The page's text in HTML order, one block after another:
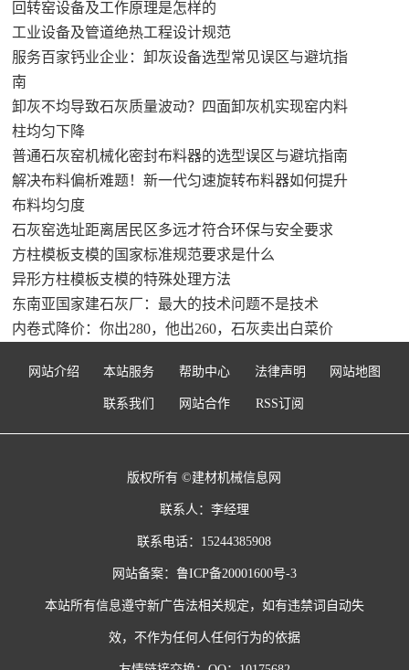
回转窑设备及工作原理是怎样的
工业设备及管道绝热工程设计规范
服务百家钙业企业：卸灰设备选型常见误区与避坑指
南
卸灰不均导致石灰质量波动？四面卸灰机实现窑内料
柱均匀下降
普通石灰窑机械化密封布料器的选型误区与避坑指南
解决布料偏析难题！新一代匀速旋转布料器如何提升
布料均匀度
石灰窑选址距离居民区多远才符合环保与安全要求
方柱模板支模的国家标准规范要求是什么
异形方柱模板支模的特殊处理方法
东南亚国家建石灰厂：最大的技术问题不是技术
内卷式降价：你出280，他出260，石灰卖出白菜价
网站介绍 本站服务 帮助中心 法律声明 网站地图
联系我们 网站合作 RSS订阅
版权所有 ©建材机械信息网
联系人：李经理
联系电话：15244385908
网站备案： 鲁ICP备20001600号-3
本站所有信息遵守新广告法相关规定，如有违禁词自动失
效，不作为任何人任何行为的依据